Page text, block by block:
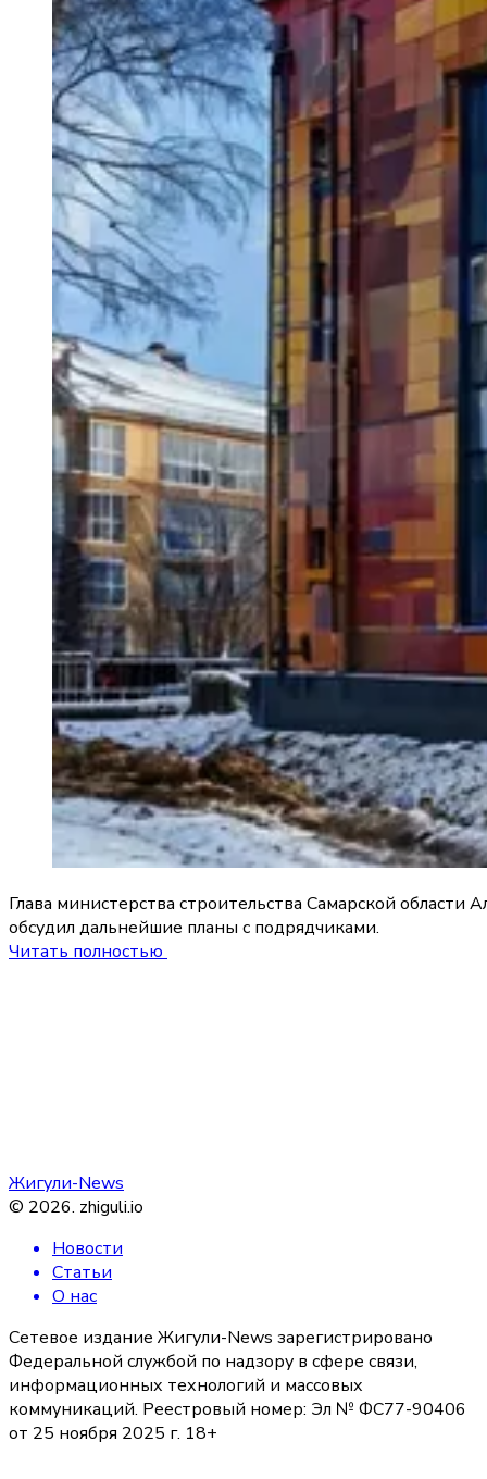
Глава министерства строительства Самарской
обсудил дальнейшие планы с подрядчиками.
Читать полностью
Жигули-News
© 2026. zhiguli.io
Новости
Статьи
О нас
Сетевое издание Жигули-News зарегистрировано
Федеральной службой по надзору в сфере связи,
информационных технологий и массовых
коммуникаций. Реестровый номер: Эл № ФС77-90406
от 25 ноября 2025 г. 18+